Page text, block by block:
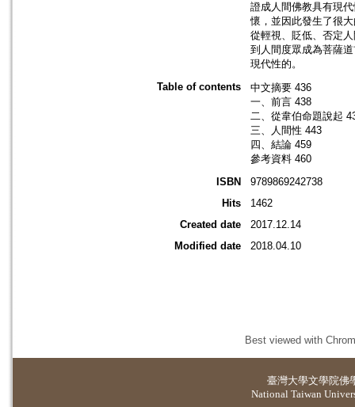
證成人間佛教具有現
懷，並因此發生了很
從輕視、貶低、否定
到人間度眾成為菩薩
現代性的。
Table of contents
中文摘要 436
一、前言 438
二、從韋伯命題說起
三、人間性 443
四、結論 459
參考資料 460
ISBN
9789869242738
Hits
1462
Created date
2017.12.14
Modified date
2018.04.10
Best viewed with
臺灣大學文學院佛
National Taiwan